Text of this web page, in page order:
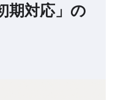
期対応」の